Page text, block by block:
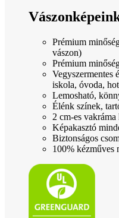
Prémium
vászon)
Prémium
Vegyszermentes
iskola, óvoda,
Lemosható,
Élénk színek,
2 cm-es
Képakasztó
Biztonságos
100% kézműves